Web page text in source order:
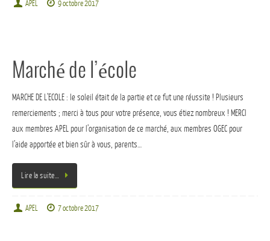
APEL 9 octobre 2017
Marché de l’école
MARCHE DE L’ECOLE : le soleil était de la partie et ce fut une réussite ! Plusieurs
remerciements ; merci à tous pour votre présence, vous étiez nombreux ! MERCI
aux membres APEL pour l’organisation de ce marché, aux membres OGEC pour
l’aide apportée et bien sûr à vous, parents…
Lire la suite…
APEL 7 octobre 2017